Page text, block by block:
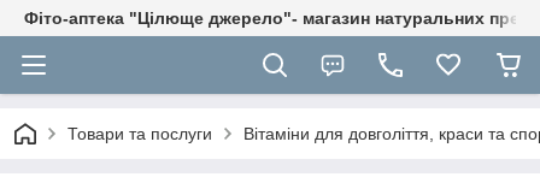
Фіто-аптека "Цілюще джерело"- магазин натуральних
Товари та послуги Вітаміни для довголіття, краси та